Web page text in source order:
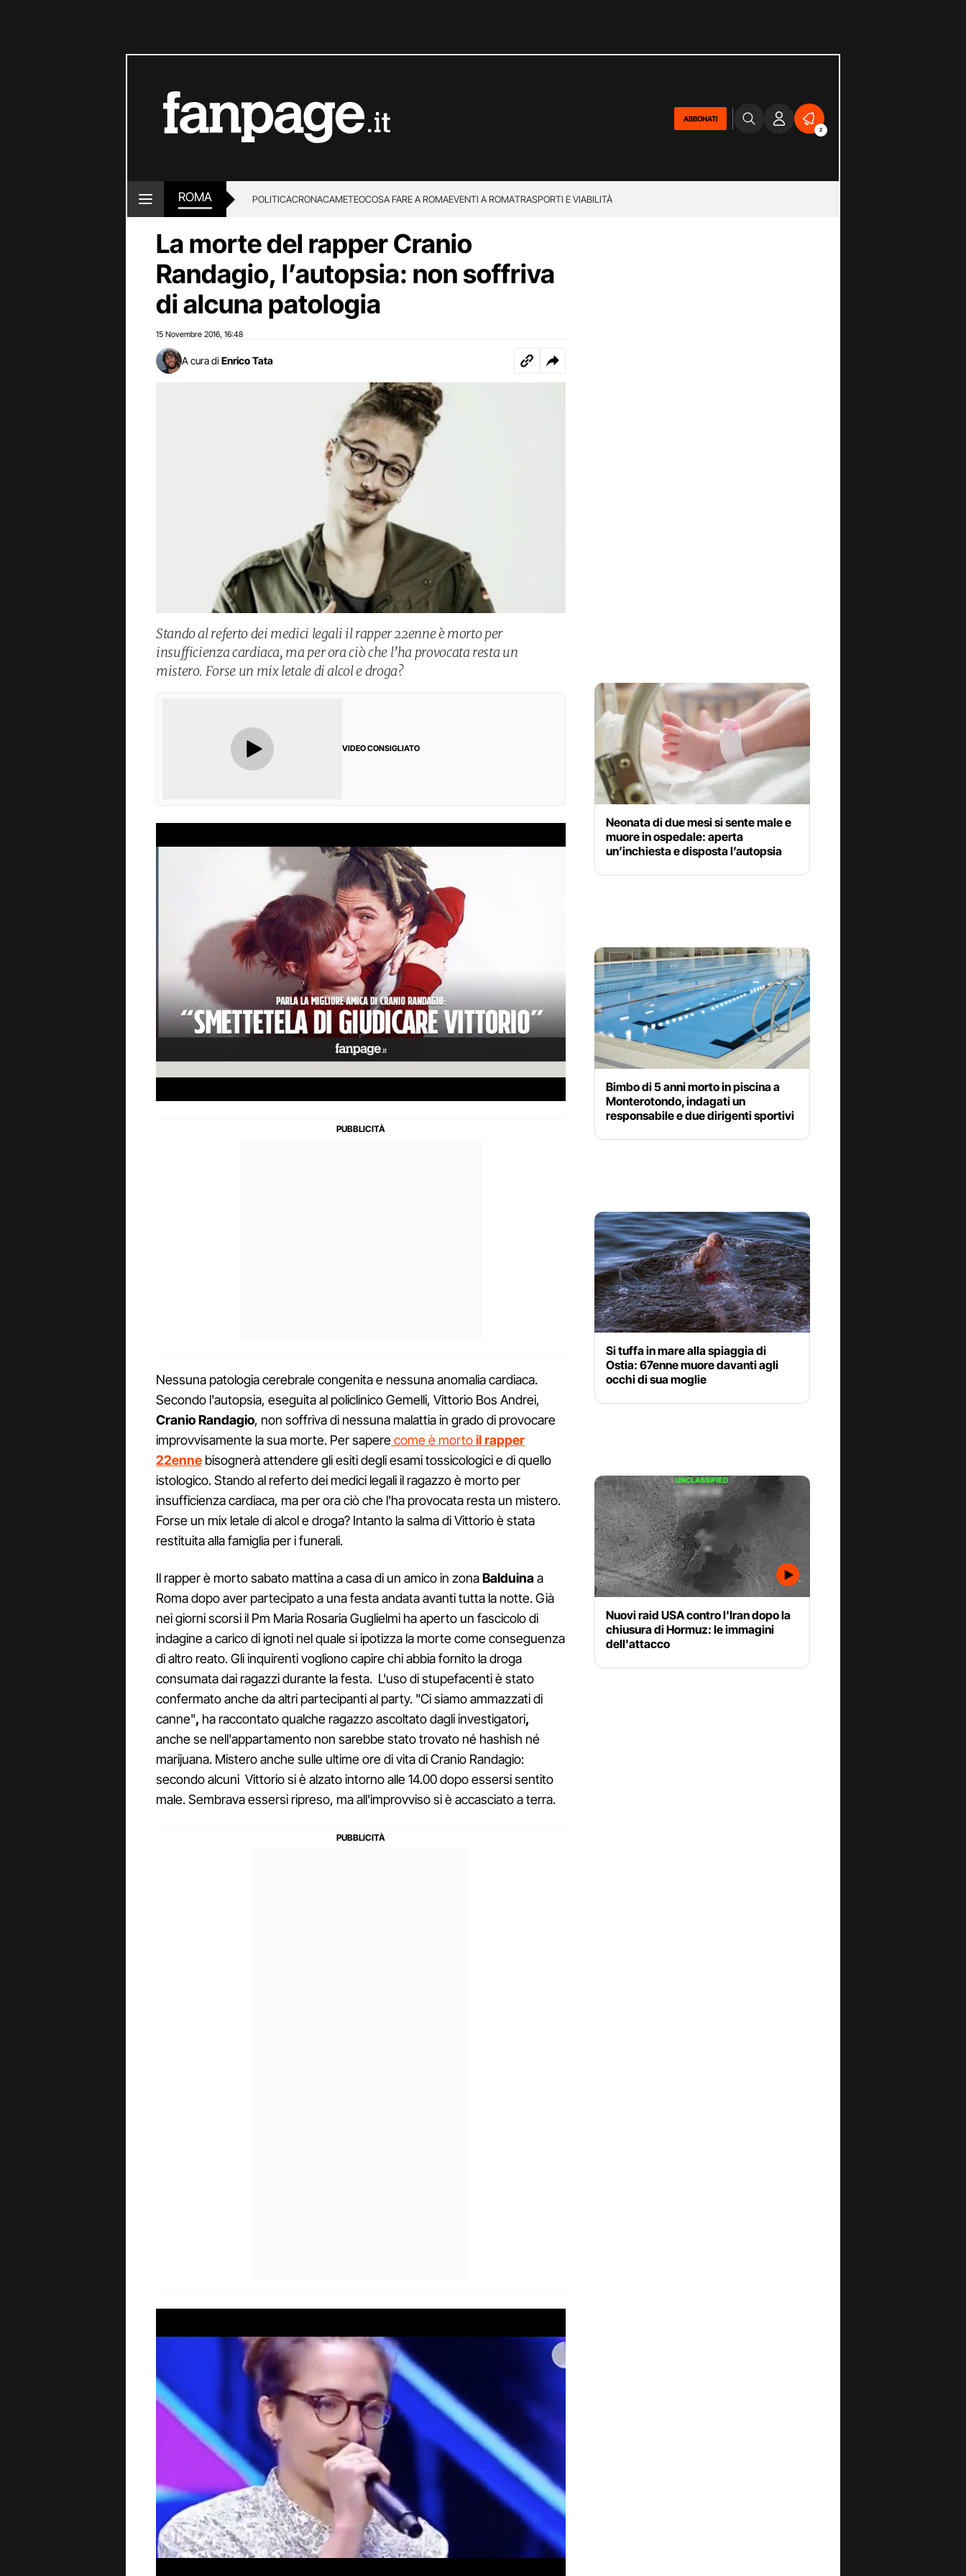
ABBONATI
2
ROMA POLITICACRONACAMETEOCOSA FARE A ROMAEVENTI A ROMATRASPORTI E VIABILITÀ
La morte del rapper Cranio
Randagio, l’autopsia: non soffriva
di alcuna patologia
15 Novembre 2016 16:48
A cura di Enrico Tata
Stando al referto dei medici legali il rapper 22enne è morto per
insufficienza cardiaca, ma per ora ciò che l’ha provocata resta un
mistero. Forse un mix letale di alcol e droga?
VIDEO CONSIGLIATO
Nessuna patologia cerebrale congenita e nessuna anomalia cardiaca.
Secondo l'autopsia, eseguita al policlinico Gemelli, Vittorio Bos Andrei,
Cranio Randagio, non soffriva di nessuna malattia in grado di provocare
improvvisamente la sua morte. Per saperecome è mortoil rapper
22enne bisognerà attendere gli esiti degli esami tossicologici e di quello
istologico. Stando al referto dei medici legali il ragazzo è morto per
insufficienza cardiaca, ma per ora ciò che l'ha provocata resta un mistero.
Forse un mix letale di alcol e droga? Intanto la salma di Vittorio è stata
restituita alla famiglia per i funerali.
Il rapper è morto sabato mattina a casa di un amico in zonaBalduinaa
Roma dopo aver partecipato a una festa andata avanti tutta la notte. Già
nei giorni scorsi il Pm Maria Rosaria Guglielmi ha aperto un fascicolo di
indagine a carico di ignoti nel quale si ipotizza la morte come conseguenza
di altro reato. Gli inquirenti vogliono capire chi abbia fornito la droga
consumata dai ragazzi durante la festa. L'uso di stupefacenti è stato
confermato anche da altri partecipanti al party. "Ci siamo ammazzati di
canne", ha raccontato qualche ragazzo ascoltato dagli investigatori,
anche se nell'appartamento non sarebbe stato trovato né hashish né
marijuana. Mistero anche sulle ultime ore di vita di Cranio Randagio:
secondo alcuni Vittorio si è alzato intorno alle 14.00 dopo essersi sentito
male. Sembrava essersi ripreso, ma all'improvviso si è accasciato a terra.
Neonata di due mesi si sente male e
muore in ospedale: aperta
un’inchiesta e disposta l’autopsia
Bimbo di 5 anni morto in piscina a
Monterotondo, indagati un
responsabile e due dirigenti sportivi
Si tuffa in mare alla spiaggia di
Ostia: 67enne muore davanti agli
occhi di sua moglie
Nuovi raid USA contro l'Iran dopo la
chiusura di Hormuz: le immagini
dell'attacco